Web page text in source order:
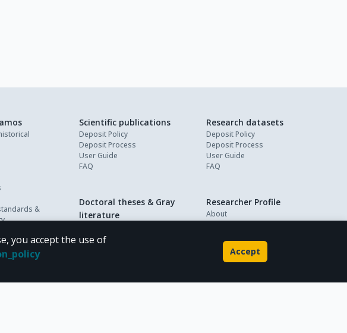
&
Scientific publications
Deposit Policy
Deposit Process
User Guide
FAQ
Research datasets
Deposit Policy
Deposit Process
User Guide
FAQ
Doctoral theses & Gray
literature
Deposit Process
Researcher Profile
About
you accept the use of
Accept